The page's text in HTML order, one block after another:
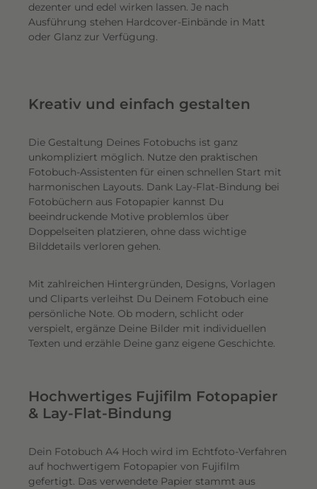
dezenter und edel wirken lassen. Je nach
Ausführung stehen Hardcover-Einbände in Matt
oder Glanz zur Verfügung.
Kreativ und einfach gestalten
Die Gestaltung Deines Fotobuchs ist ganz
unkompliziert möglich. Nutze den praktischen
Fotobuch-Assistenten für einen schnellen Start mit
harmonischen Layouts. Dank Lay-Flat-Bindung bei
Fotobüchern aus Fotopapier kannst Du
beeindruckende Motive problemlos über
Doppelseiten platzieren, ohne dass wichtige
Bilddetails verloren gehen.
Mit zahlreichen Hintergründen, Designs, Vorlagen
und Cliparts verleihst Du Deinem Fotobuch eine
persönliche Note. Ob modern, schlicht oder
verspielt, ergänze Deine Bilder mit individuellen
Texten und erzähle Deine ganz eigene Geschichte.
Hochwertiges Fujifilm Fotopapier
& Lay-Flat-Bindung
Dein Fotobuch A4 Hoch wird im Echtfoto-Verfahren
auf hochwertigem Fotopapier von Fujifilm
gefertigt. Das verwendete Papier stammt aus